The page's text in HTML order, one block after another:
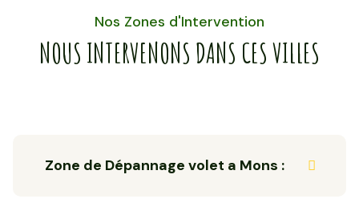
Nos Zones d'Intervention
NOUS INTERVENONS DANS CES VILLES
Zone de Dépannage volet a Mons :